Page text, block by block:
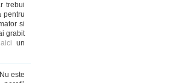
trebui
pentru
si
grabit
aici un
este